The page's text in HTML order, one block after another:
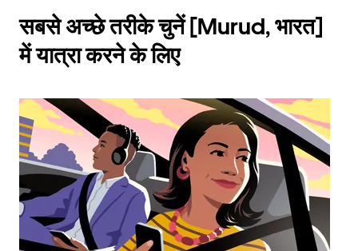
सबसे अच्छे तरीके चुनें [Murud, भारत]
में यात्रा करने के लिए